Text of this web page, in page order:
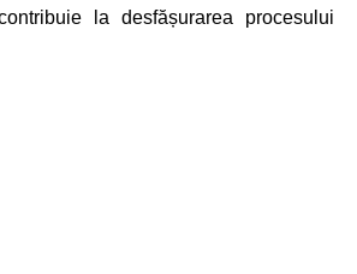
la desfășurarea procesului